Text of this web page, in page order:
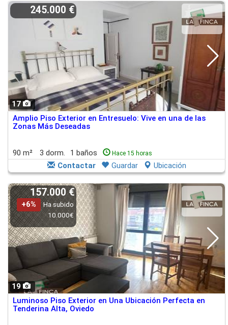
17
245.000 €
Amplio Piso Exterior en Entresuelo: Vive en una de las
Zonas Más Deseadas
90 m² 3 dorm. 1 baños Hace 15 horas
Contactar Guardar Ubicación
19
157.000 €
+6%
Ha subido
10.000€
Luminoso Piso Exterior en Una Ubicación Perfecta en
Tenderina Alta, Oviedo